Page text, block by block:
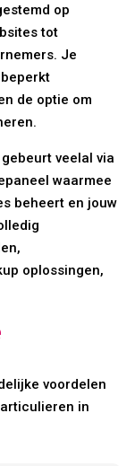
op
tot
Je
de optie om
veelal via
waarmee
beheert en jouw
oplossingen,
voordelen
in